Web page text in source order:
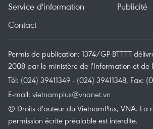
Service d'information
Publicité
Contact
Permis de publication: 1374/GP-BTTTT
2008 par le ministère de l'Information et de
Tél: (024) 39411349 - (024) 39411348, Fax:
E-mail: vietnamplus@vnanet.vn
© Droits d'auteur du VietnamPlus, VNA. La
permission écrite préalable est interdite.